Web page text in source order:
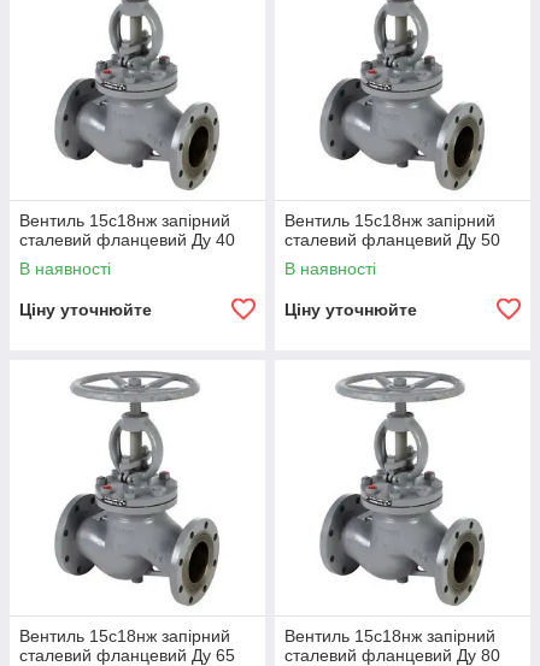
Вентиль 15с18нж запірний
сталевий фланцевий Ду 40
В наявності
Ціну уточнюйте
Вентиль 15с18нж запірний
сталевий фланцевий Ду 50
В наявності
Ціну уточнюйте
Вентиль 15с18нж запірний
сталевий фланцевий Ду 65
Вентиль 15с18нж запірний
сталевий фланцевий Ду 80